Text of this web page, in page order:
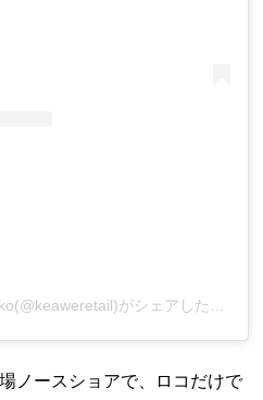
ノースショアで、ロコだけで